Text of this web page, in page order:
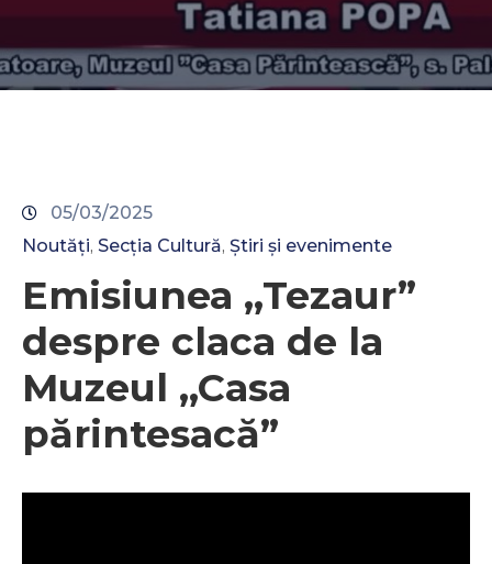
05/03/2025
Noutăți‚ Secția Cultură‚ Știri și evenimente
Emisiunea ,,Tezaur”
despre claca de la
Muzeul ,,Casa
părintesacă”